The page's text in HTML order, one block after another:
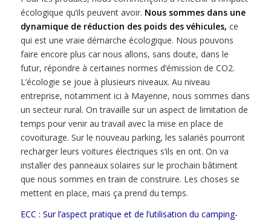
écologique qu’ils peuvent avoir. Nous sommes dans une
dynamique de réduction des poids des véhicules, ce
qui est une vraie démarche écologique. Nous pouvons
faire encore plus car nous allons, sans doute, dans le
futur, répondre à certaines normes d’émission de CO2.
L’écologie se joue à plusieurs niveaux. Au niveau
entreprise, notamment ici à Mayenne, nous sommes dans
un secteur rural. On travaille sur un aspect de limitation de
temps pour venir au travail avec la mise en place de
covoiturage. Sur le nouveau parking, les salariés pourront
recharger leurs voitures électriques s’ils en ont. On va
installer des panneaux solaires sur le prochain bâtiment
que nous sommes en train de construire. Les choses se
mettent en place, mais ça prend du temps.
ECC : Sur l’aspect pratique et de l’utilisation du camping-